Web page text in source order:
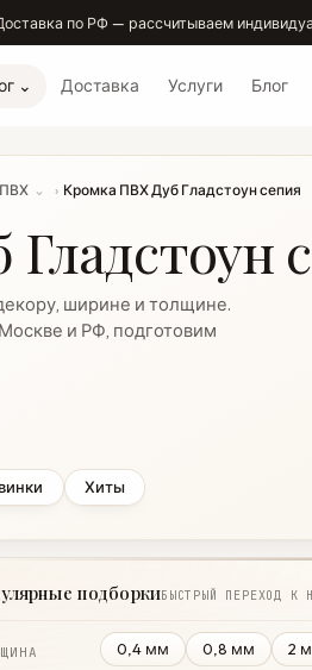
по РФ — рассчитываем
⌄ Доставка Услуги Блог
⌄ › Кромка ПВХ Дуб Гладстоун сепия
ширине и толщине.
и РФ, подготовим
Хиты
подборкиБЫСТРЫЙ ПЕРЕХОД К
0,4 мм 0,8 мм 2